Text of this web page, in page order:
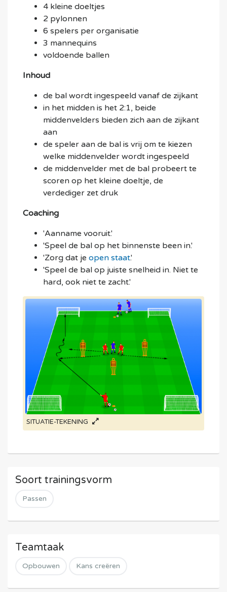
4 kleine doeltjes
2 pylonnen
6 spelers per organisatie
3 mannequins
voldoende ballen
Inhoud
de bal wordt ingespeeld vanaf de zijkant
in het midden is het 2:1, beide
middenvelders bieden zich aan de zijkant
aan
de speler aan de bal is vrij om te kiezen
welke middenvelder wordt ingespeeld
de middenvelder met de bal probeert te
scoren op het kleine doeltje, de
verdediger zet druk
Coaching
'Aanname vooruit.'
'Speel de bal op het binnenste been in.'
'Zorg dat je open staat.'
'Speel de bal op juiste snelheid in. Niet te
hard, ook niet te zacht.'
SITUATIE-TEKENING
Soort trainingsvorm
Passen
Teamtaak
Opbouwen Kans creëren